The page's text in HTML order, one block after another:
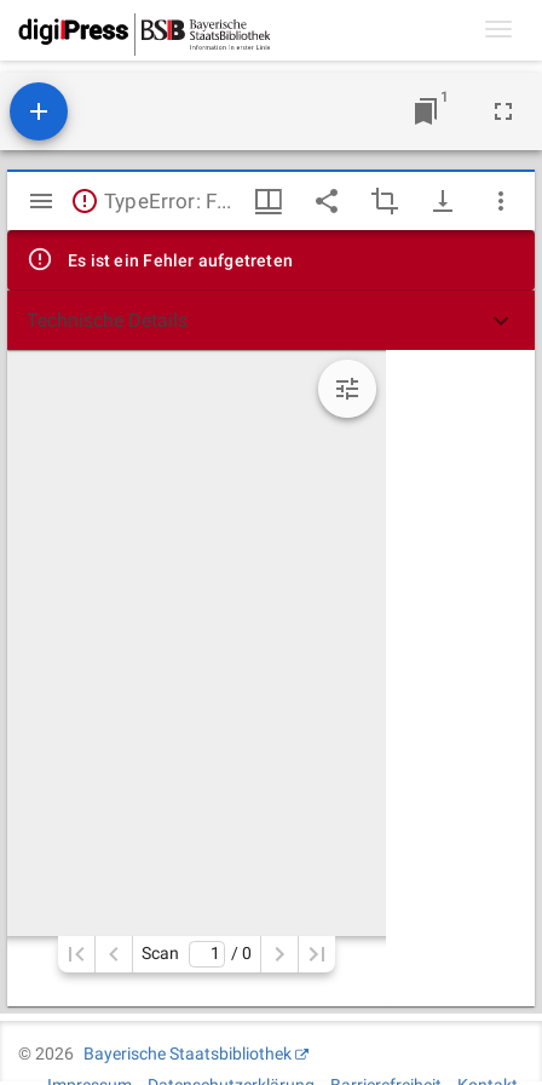
1
Mirador
Viewer
TypeError: Failed to fetch
Es ist ein Fehler aufgetreten
Technische Details
Scan / 0
©2026
Bayerische Staatsbibliothek